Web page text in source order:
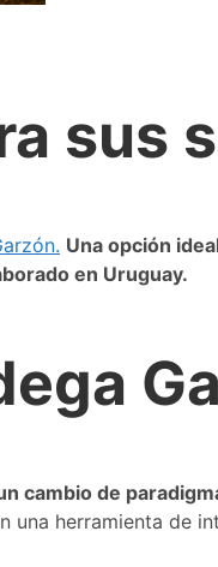
sus
Una opción
en Uruguay.
cambio de
herramienta de